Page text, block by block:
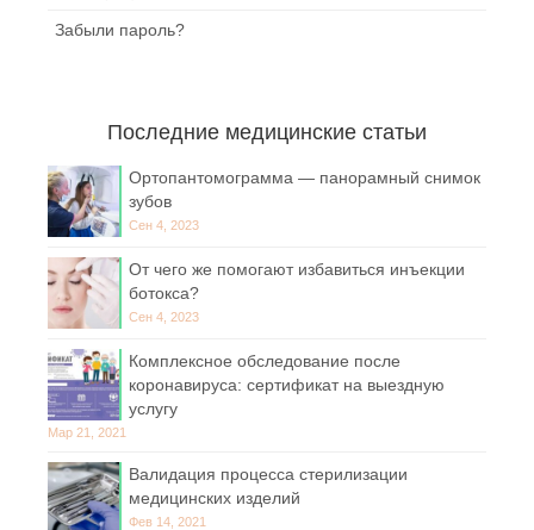
Забыли пароль?
Последние медицинские статьи
Ортопантомограмма — панорамный снимок
зубов
Сен 4, 2023
От чего же помогают избавиться инъекции
ботокса?
Сен 4, 2023
Комплексное обследование после
коронавируса: сертификат на выездную
услугу
Мар 21, 2021
Валидация процесса стерилизации
медицинских изделий
Фев 14, 2021